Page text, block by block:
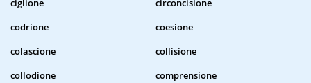
ciglione
circoncisione
codrione
coesione
colascione
collisione
collodione
comprensione